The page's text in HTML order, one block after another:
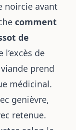
noircie avant
comment
de
l’excès de
prend
médicinal.
genièvre,
retenue.